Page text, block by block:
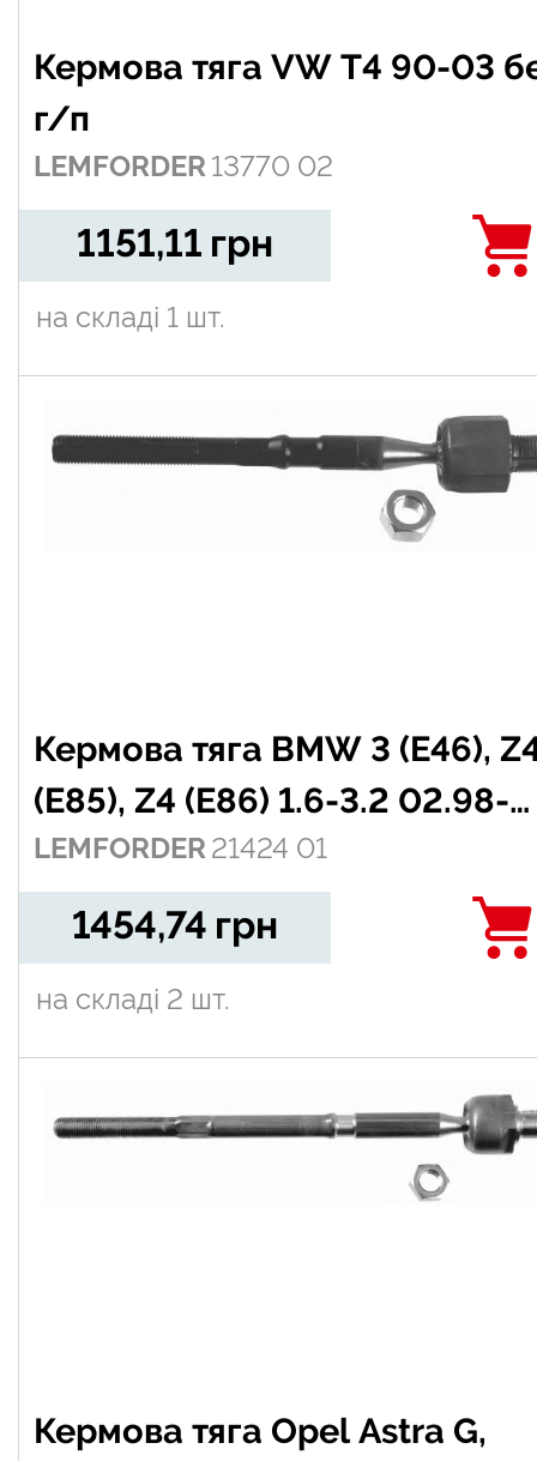
Кермова тяга VW T4 90-03 без
г/п
LEMFORDER13770 02
1151,11 грн
на складі 1 шт.
Кермова тяга BMW 3 (E46),
(E85), Z4 (E86) 1.6-3.2 02.98-
02.09
LEMFORDER21424 01
1454,74 грн
на складі 2 шт.
Кермова тяга Opel Astra G,